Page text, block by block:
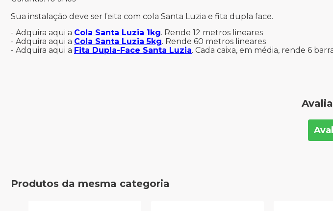
Sua instalação deve ser feita com cola Santa Luzia e fita dupla face.
- Adquira aqui a Cola Santa Luzia 1kg. Rende 12 metros lineares
- Adquira aqui a Cola Santa Luzia 5kg. Rende 60 metros lineares
- Adquira aqui a Fita Dupla-Face Santa Luzia. Cada caixa, em média, rende 6
Produtos da mesma categoria